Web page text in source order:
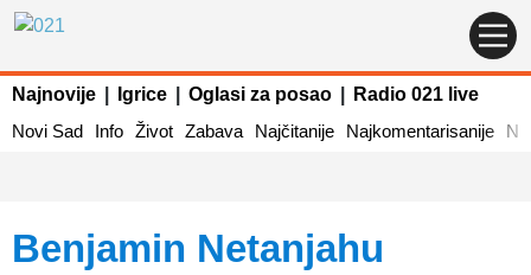
Najnovije Igrice Oglasi za posao
Radio 021 live
Novi Sad
Info Život Zabava Najčitanije Najkomentarisanije
Benjamin Netanjahu